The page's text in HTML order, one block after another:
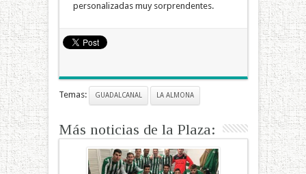
personalizadas muy sorprendentes.
Temas: GUADALCANAL LA ALMONA
Más noticias de la Plaza: